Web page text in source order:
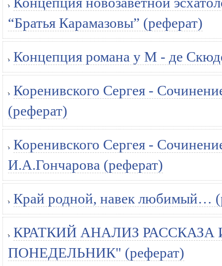
“Братья Карамазовы” (реферат)
Концепция романа у М - де
Коренивского Сергея -
(реферат)
Коренивского Сергея -
И.А.Гончарова (реферат)
Край родной, навек любимый…
КРАТКИЙ АНАЛИЗ
ПОНЕДЕЛЬНИК" (реферат)